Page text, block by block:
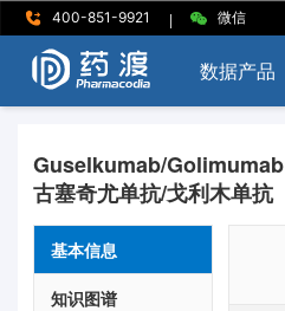
400-851-9921 | 微信
数据产品
Guselkumab/Golimumab
古塞奇尤单抗/戈利木单抗
基本信息
知识图谱